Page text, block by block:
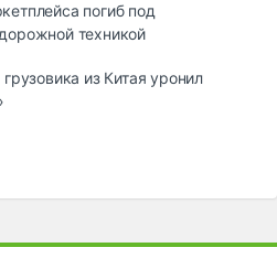
погиб под
техникой
из Китая уронил